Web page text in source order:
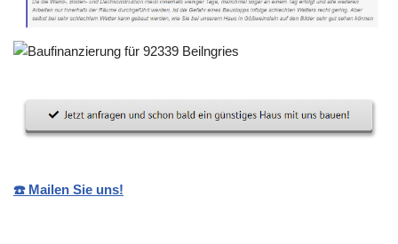
☎️ Mailen Sie uns!